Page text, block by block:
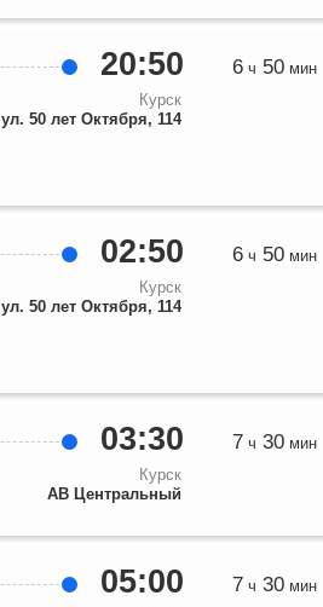
20:50
Курск
ул. 50 лет Октября, 114
6ч 50мин
02:50
Курск
ул. 50 лет Октября, 114
6ч 50мин
03:30
Курск
АВ Центральный
7 ч 30мин
05:00 7 ч 30мин